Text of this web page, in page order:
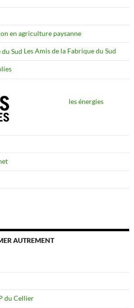
en agriculture paysanne
Les Amis de la Fabrique du Sud
les énergies
AUTREMENT
du Cellier